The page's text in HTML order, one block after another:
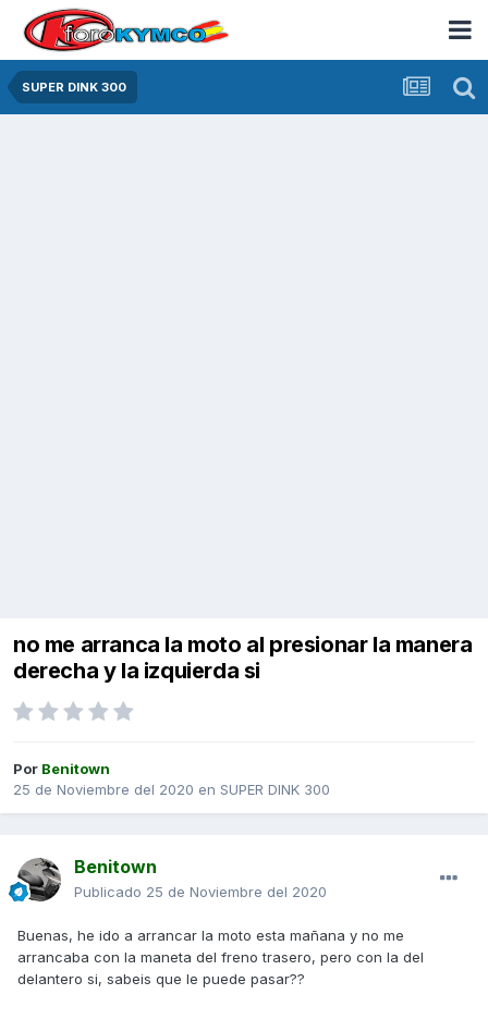
SUPER DINK 300
no me arranca la moto al presionar la manera
derecha y la izquierda si
Por Benitown
25 de Noviembre del 2020 en SUPER DINK 300
Benitown
Publicado 25 de Noviembre del 2020
Buenas, he ido a arrancar la moto esta mañana y no me
arrancaba con la maneta del freno trasero, pero con la del
delantero si, sabeis que le puede pasar??